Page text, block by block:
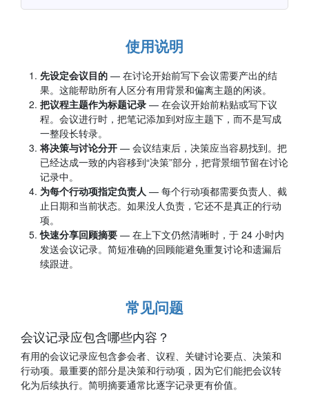
使用说明
先设定会议目的 — 在讨论开始前写下会议需要产出的结
果。这能帮助所有人区分有用背景和偏离主题的闲谈。
把议程主题作为标题记录 — 在会议开始前粘贴或写下议
程。会议进行时，把笔记添加到对应主题下，而不是写成
一整段长转录。
将决策与讨论分开 — 会议结束后，决策应当容易找到。把
已经达成一致的内容移到“决策”部分，把背景细节留在讨论
记录中。
为每个行动项指定负责人 — 每个行动项都需要负责人、截
止日期和当前状态。如果没人负责，它还不是真正的行动
项。
快速分享回顾摘要 — 在上下文仍然清晰时，于 24 小时内
发送会议记录。简短准确的回顾能避免重复讨论和遗漏后
续跟进。
常见问题
会议记录应包含哪些内容？
有用的会议记录应包含参会者、议程、关键讨论要点、决策和
行动项。最重要的部分是决策和行动项，因为它们能把会议转
化为后续执行。简明摘要通常比逐字记录更有价值。